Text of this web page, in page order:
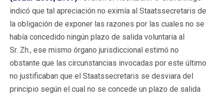
indicó que tal apreciación no eximía al Staatssecretaris de
la obligación de exponer las razones por las cuales no se
había concedido ningún plazo de salida voluntaria al
Sr. Zh., ese mismo órgano jurisdiccional estimó no
obstante que las circunstancias invocadas por este último
no justificaban que el Staatssecretaris se desviara del
principio según el cual no se concede un plazo de salida